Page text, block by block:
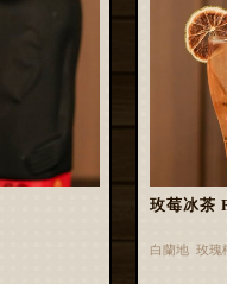
玫莓冰茶
白蘭地 玫瑰